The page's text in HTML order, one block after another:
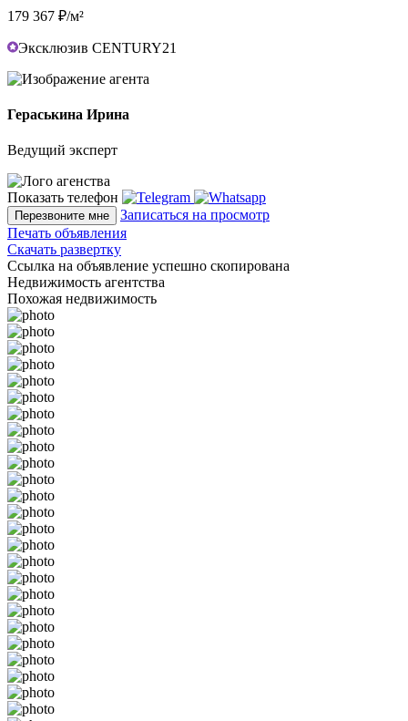
179 367 ₽/м²
Эксклюзив CENTURY21
Гераськина Ирина
Ведущий эксперт
Показать телефон
Перезвоните мне
Записаться на просмотр
Печать объявления
Скачать развертку
Ссылка на объявление успешно скопирована
Недвижимость агентства
Похожая недвижимость